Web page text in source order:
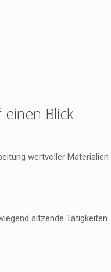
Blick
wertvoller Materialien
sitzende Tätigkeiten